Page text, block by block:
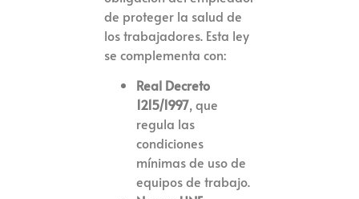
de proteger la salud de
los trabajadores. Esta ley
se complementa con:
Real Decreto
1215/1997, que
regula las
condiciones
mínimas de uso de
equipos de trabajo.